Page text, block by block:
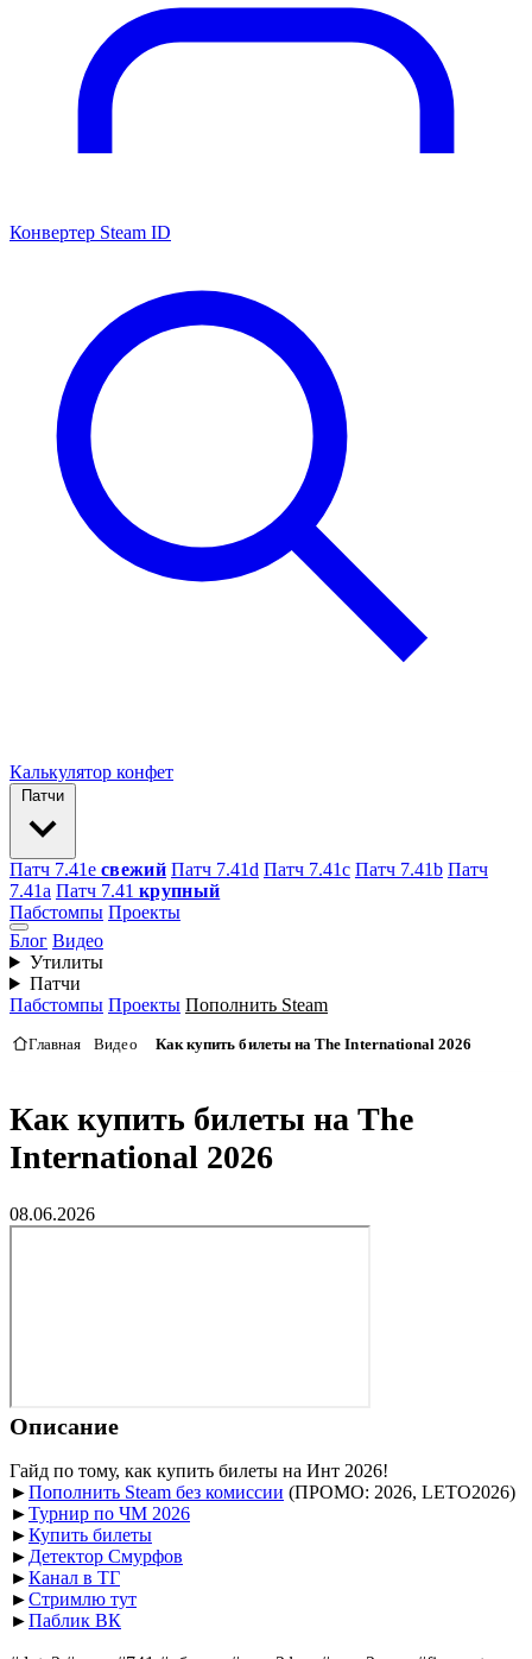
Конвертер Steam ID
Калькулятор конфет
Патчи
Патч 7.41e свежий Патч 7.41d Патч 7.41c Патч 7.41b Патч
7.41а Патч 7.41 крупный
Пабстомпы Проекты
Блог Видео
Утилиты
Патчи
Пабстомпы Проекты Пополнить Steam
Главная Видео Как купить билеты на The International 2026
Как купить билеты на The
International 2026
08.06.2026
Описание
Гайд по тому, как купить билеты на Инт 2026!
►Пополнить Steam без комиссии (ПРОМО: 2026, LETO2026)
►Турнир по ЧМ 2026
►Купить билеты
► Детектор Смурфов
►Канал в ТГ
►Стримлю тут
►Паблик ВК